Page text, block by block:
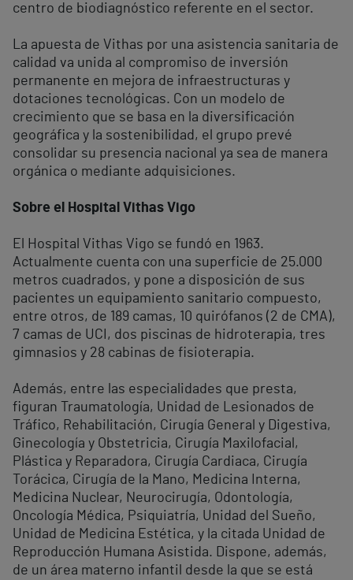
centro de biodiagnóstico referente en el sector.
La apuesta de Vithas por una asistencia sanitaria de
calidad va unida al compromiso de inversión
permanente en mejora de infraestructuras y
dotaciones tecnológicas. Con un modelo de
crecimiento que se basa en la diversificación
geográfica y la sostenibilidad, el grupo prevé
consolidar su presencia nacional ya sea de manera
orgánica o mediante adquisiciones.
Sobre el Hospital Vithas Vigo
El Hospital Vithas Vigo se fundó en 1963.
Actualmente cuenta con una superficie de 25.000
metros cuadrados, y pone a disposición de sus
pacientes un equipamiento sanitario compuesto,
entre otros, de 189 camas, 10 quirófanos (2 de CMA),
7 camas de UCI, dos piscinas de hidroterapia, tres
gimnasios y 28 cabinas de fisioterapia.
Además, entre las especialidades que presta,
figuran Traumatología, Unidad de Lesionados de
Tráfico, Rehabilitación, Cirugía General y Digestiva,
Ginecología y Obstetricia, Cirugía Maxilofacial,
Plástica y Reparadora, Cirugía Cardiaca, Cirugía
Torácica, Cirugía de la Mano, Medicina Interna,
Medicina Nuclear, Neurocirugía, Odontología,
Oncología Médica, Psiquiatría, Unidad del Sueño,
Unidad de Medicina Estética, y la citada Unidad de
Reproducción Humana Asistida. Dispone, además,
de un área materno infantil desde la que se está